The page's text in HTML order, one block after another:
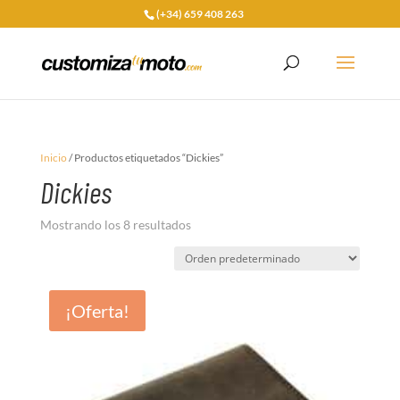
(+34) 659 408 263
Inicio/ Productos etiquetados “Dickies”
Dickies
Mostrando los 8 resultados
¡Oferta!